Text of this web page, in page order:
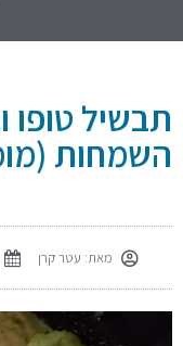
תבשיל טופו
השמחות
מאת: עטר קרן